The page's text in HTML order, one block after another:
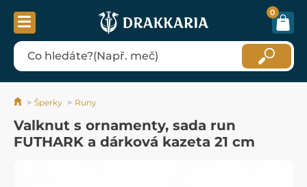
0
Šperky Runy
Valknut s ornamenty, sada run
FUTHARK a dárková kazeta 21 cm